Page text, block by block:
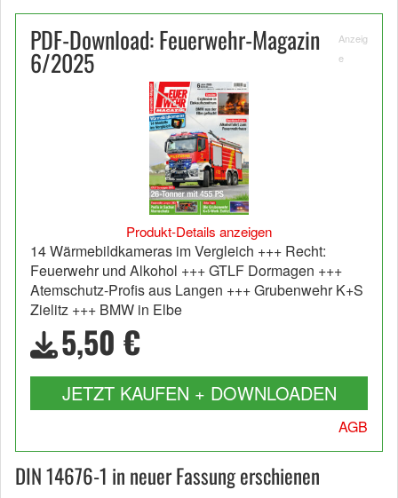
PDF-Download: Feuerwehr-Magazin
6/2025
Anzeig
e
Produkt-Details anzeigen
14 Wärmebildkameras im Vergleich +++ Recht:
Feuerwehr und Alkohol +++ GTLF Dormagen +++
Atemschutz-Profis aus Langen +++ Grubenwehr K+S
Zielitz +++ BMW in Elbe
5,50 €
JETZT KAUFEN + DOWNLOADEN
AGB
DIN 14676-1 in neuer Fassung erschienen